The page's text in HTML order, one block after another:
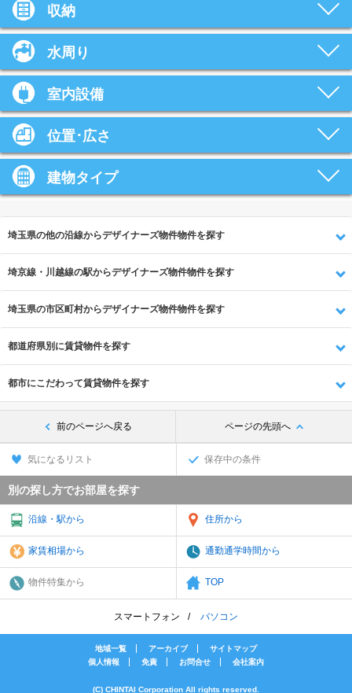
収納
水周り
室内設備
位置･広さ
建物タイプ
埼玉県の他の沿線からデザイナーズ物件物件を探す
埼京線・川越線の駅からデザイナーズ物件物件を探す
埼玉県の市区町村からデザイナーズ物件物件を探す
都道府県別に賃貸物件を探す
都市にこだわって賃貸物件を探す
前のページへ戻る ページの先頭へ
気になるリスト 保存中の条件
別の探し方でお部屋を探す
沿線・駅から 住所から
家賃相場から 通勤通学時間から
物件特集から TOP
スマートフォン パソコン
地域一覧 アーカイブ
サイトマップ
個人情報
免責 お問合せ 会社案内
(C) CHINTAI Corporation All rights reserved.